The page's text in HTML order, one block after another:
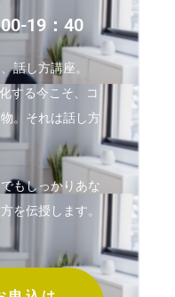
19：40
話し方講座。
する今こそ、コ
。それは話し方
もしっかりあな
を伝授します。